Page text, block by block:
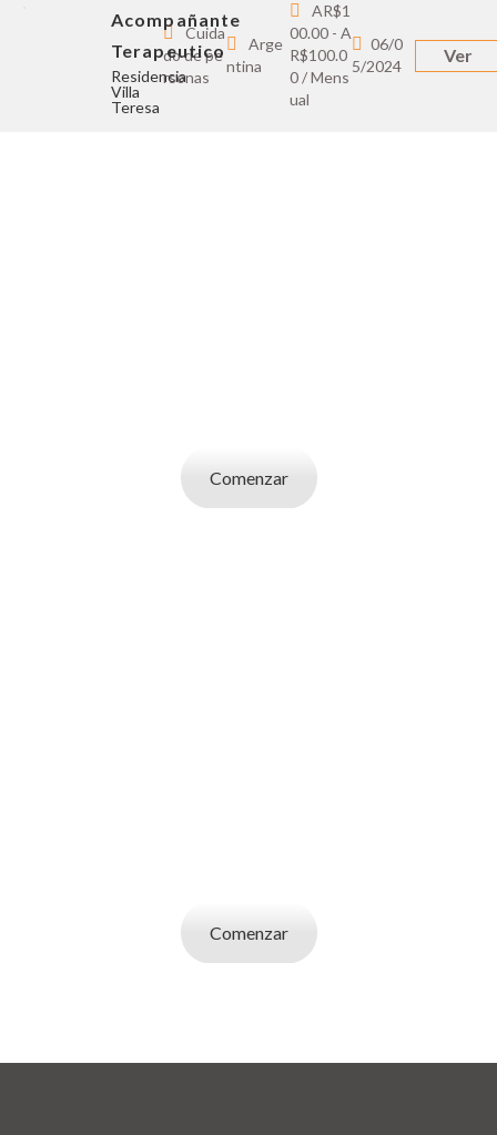
Acompañante
Terapeutico
Residencia
Villa
Teresa
Cuida
do de pe
rsonas
Arge
ntina
AR$1
00.00 - A
R$100.0
0 / Mens
ual
06/0
5/2024
Ver
Comenzar
Comenzar